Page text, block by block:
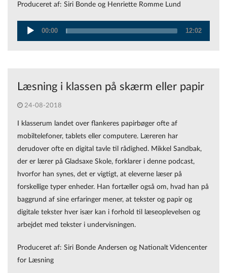
Produceret af: Siri Bonde og Henriette Romme Lund
00:00 12:02
Læsning i klassen på skærm eller papir
24-08-2018
I klasserum landet over flankeres papirbøger ofte af
mobiltelefoner, tablets eller computere. Læreren har
derudover ofte en digital tavle til rådighed. Mikkel Sandbak,
der er lærer på Gladsaxe Skole, forklarer i denne podcast,
hvorfor han synes, det er vigtigt, at eleverne læser på
forskellige typer enheder. Han fortæller også om, hvad han på
baggrund af sine erfaringer mener, at tekster og papir og
digitale tekster hver især kan i forhold til læseoplevelsen og
arbejdet med tekster i undervisningen.
Produceret af: Siri Bonde Andersen og Nationalt Videncenter
for Læsning